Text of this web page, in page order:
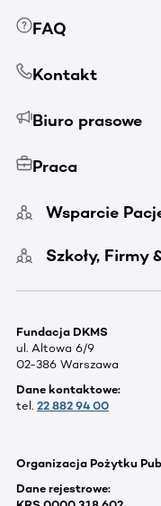
FAQ
Kontakt
Biuro prasowe
Praca
Wsparcie
Szkoły, Firmy
Fundacja DKMS
ul. Altowa 6/9
02-386 Warszawa
Dane kontaktowe:
tel. 22 882 94 00
Organizacja Pożytku
Dane rejestrowe: